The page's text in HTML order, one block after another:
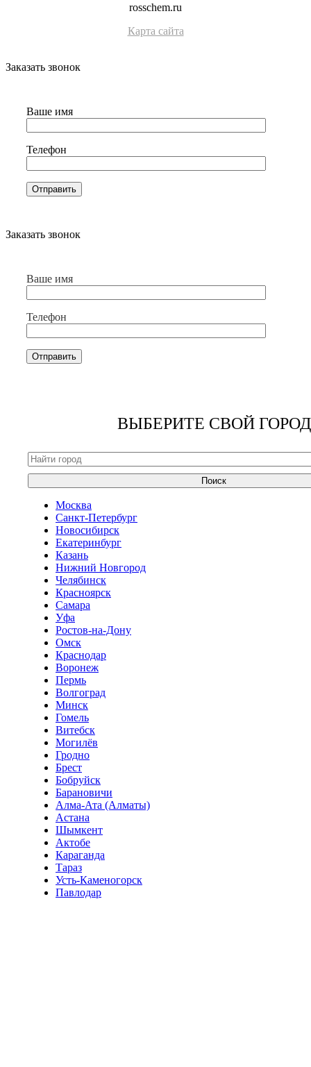
rosschem.ru
Карта сайта
Заказать звонок
Ваше имя
Телефон
Заказать звонок
Ваше имя
Телефон
ВЫБЕРИТЕ СВОЙ ГОРОД
Поиск
Москва
Санкт-Петербург
Новосибирск
Екатеринбург
Казань
Нижний Новгород
Челябинск
Красноярск
Самара
Уфа
Ростов-на-Дону
Омск
Краснодар
Воронеж
Пермь
Волгоград
Минск
Гомель
Витебск
Могилёв
Гродно
Брест
Бобруйск
Барановичи
Алма-Ата (Алматы)
Астана
Шымкент
Актобе
Караганда
Тараз
Усть-Каменогорск
Павлодар